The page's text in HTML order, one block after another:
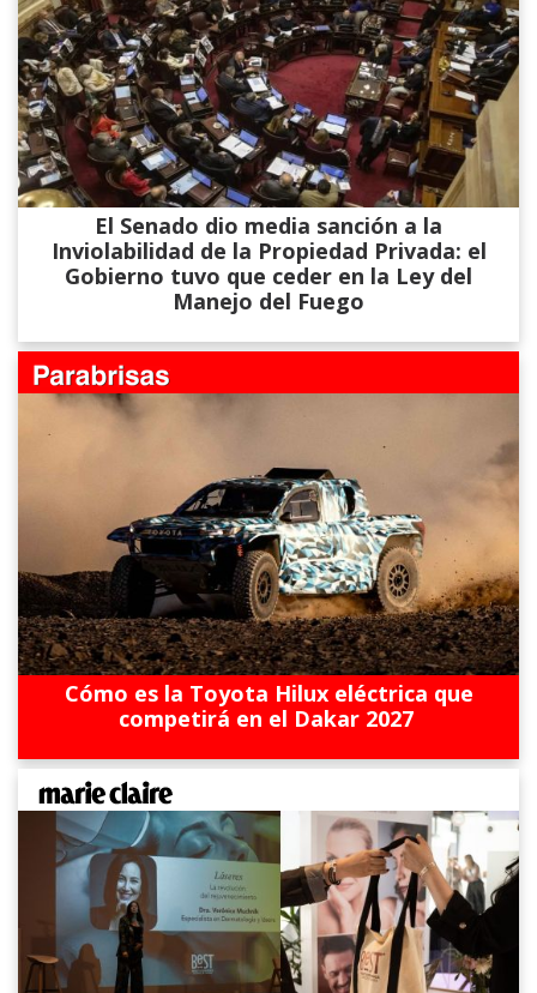
El Senado dio media sanción a la
Inviolabilidad de la Propiedad Privada: el
Gobierno tuvo que ceder en la Ley del
Manejo del Fuego
Cómo es la Toyota Hilux eléctrica que
competirá en el Dakar 2027